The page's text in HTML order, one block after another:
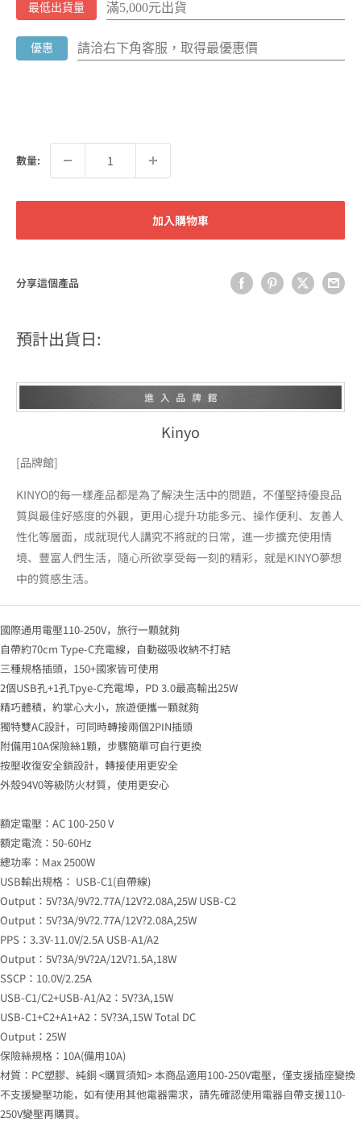
最低出貨量 滿5,000元出貨
優惠 請洽右下角客服，取得最優惠價
數量:
加入購物車
分享這個產品
預計出貨日:
Kinyo
[品牌館]
KINYO的每一樣產品都是為了解決生活中的問題，不僅堅持優良品
質與最佳好感度的外觀，更用心提升功能多元、操作便利、友善人
性化等層面，成就現代人講究不將就的日常，進一步擴充使用情
境、豐富人們生活，隨心所欲享受每一刻的精彩，就是KINYO夢想
中的質感生活。
國際通用電壓110-250V，旅行一顆就夠
自帶約70cm Type-C充電線，自動磁吸收納不打結
三種規格插頭，150+國家皆可使用
2個USB孔+1孔Tpye-C充電埠，PD 3.0最高輸出25W
精巧體積，約掌心大小，旅遊便攜一顆就夠
獨特雙AC設計，可同時轉接兩個2PIN插頭
附備用10A保險絲1顆，步驟簡單可自行更換
按壓收復安全鎖設計，轉接使用更安全
外殼94V0等級防火材質，使用更安心
額定電壓：AC 100-250 V
額定電流：50-60Hz
總功率：Max 2500W
USB輸出規格： USB-C1(自帶線)
Output：5V?3A/9V?2.77A/12V?2.08A,25W USB-C2
Output：5V?3A/9V?2.77A/12V?2.08A,25W
PPS：3.3V-11.0V/2.5A USB-A1/A2
Output：5V?3A/9V?2A/12V?1.5A,18W
SSCP：10.0V/2.25A
USB-C1/C2+USB-A1/A2：5V?3A,15W
USB-C1+C2+A1+A2：5V?3A,15W Total DC
Output：25W
保險絲規格：10A(備用10A)
材質：PC塑膠、純銅 <購買須知> 本商品適用100-250V電壓，僅支援插座變換
不支援變壓功能，如有使用其他電器需求，請先確認使用電器自帶支援110-
250V變壓再購買。